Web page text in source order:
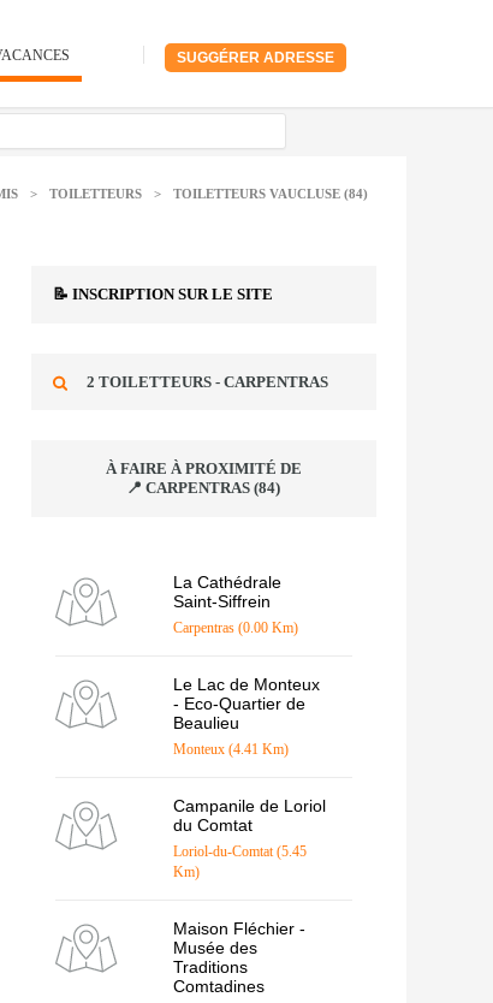
SUGGÉRER ADRESSE
> TOILETTEURS > TOILETTEURS VAUCLUSE (84)
📝 INSCRIPTION SUR LE SITE
2 TOILETTEURS - CARPENTRAS
À FAIRE À PROXIMITÉ DE
📍 CARPENTRAS (84)
La Cathédrale
Saint-Siffrein
Carpentras (0.00 Km)
Le Lac de Monteux
- Eco-Quartier de
Beaulieu
Monteux (4.41 Km)
Campanile de Loriol
du Comtat
Loriol-du-Comtat (5.45
Km)
Maison Fléchier -
Musée des
Traditions
Comtadines